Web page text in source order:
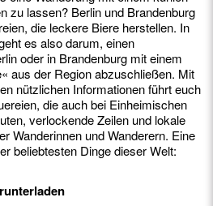
zu lassen? Berlin und Brandenburg
die leckere Biere herstellen. In
es also darum, einen
oder in Brandenburg mit einem
aus der Region abzuschließen. Mit
nützlichen Informationen führt euch
die auch bei Einheimischen
verlockende Zeilen und lokale
Wanderinnen und Wanderern. Eine
beliebtesten Dinge dieser Welt: